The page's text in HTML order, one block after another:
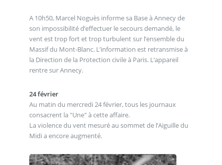
A 10h50, Marcel Noguès informe sa Base à Annecy de
son impossibilité d’effectuer le secours demandé, le
vent est trop fort et trop turbulent sur l’ensemble du
Massif du Mont-Blanc. L’information est retransmise à
la Direction de la Protection civile à Paris. L’appareil
rentre sur Annecy.
24 février
Au matin du mercredi 24 février, tous les journaux
consacrent la "Une" à cette affaire.
La violence du vent mesuré au sommet de l’Aiguille du
Midi a encore augmenté.